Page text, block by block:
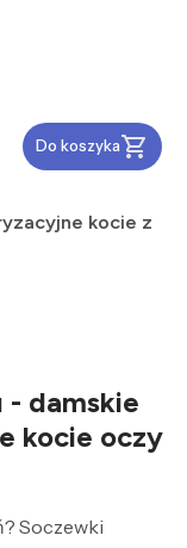
Do koszyka
kocie z
- damskie
kocie oczy
Soczewki